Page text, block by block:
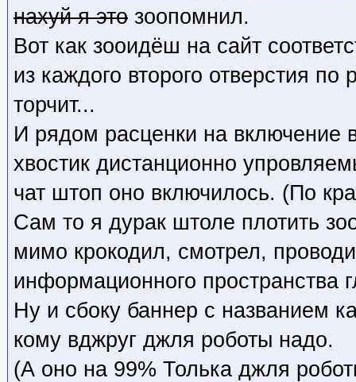
нахуй я это зоопомнил.
Вот как зооидёш на сайт
из каждого второго отверстия по
торчит...
И рядом расценки на включение
хвостик дистанционно
чат штоп оно включилось. (По
Сам то я дурак штоле плотить
мимо крокодил, смотрел,
информационного пространства
Ну и сбоку баннер с названием
кому вджруг джля роботы надо.
(А оно на 99% Толька джля